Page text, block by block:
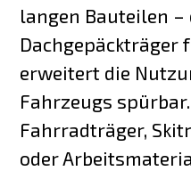
langen Bauteilen –
Dachgepäckträger
erweitert die
Fahrzeugs
Fahrradträger,
oder